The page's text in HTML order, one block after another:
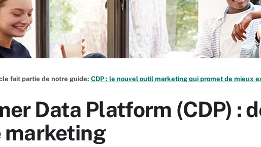
fait partie de notre guide: CDP : le nouvel outil marketing qui promet de mieux
Data Platform (CDP) :
marketing